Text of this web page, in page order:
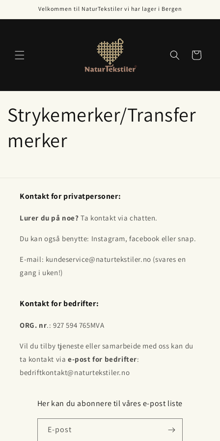
innholdet
Velkommen til NaturTekstiler vi har lager i Bergen
Handlekurv
Strykemerker/Transfer
merker
Kontakt for privatpersoner:
Lurer du på noe? Ta kontakt via chatten.
Du kan også benytte: Instagram, facebook eller snap.
E-mail: kundeservice@naturtekstiler.no (svares en
gang i uken!)
Kontakt for bedrifter:
ORG. nr.: 927 594 765MVA
Vil du tilby tjeneste eller samarbeide med oss kan du
ta kontakt via e-post for bedrifter:
bedriftkontakt@naturtekstiler.no
Her kan du abonnere til våres e-post liste
E-post